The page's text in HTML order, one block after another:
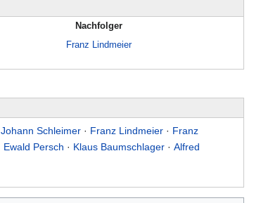
Nachfolger
Franz Lindmeier
Johann Schleimer · Franz Lindmeier · Franz
Ewald Persch · Klaus Baumschlager· Alfred